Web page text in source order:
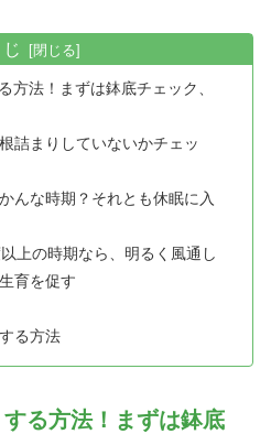
方法！まずは鉢底チェック、
詰まりしていないかチェッ
んな時期？それとも休眠に入
上の時期なら、明るく風通し
育を促す
る方法
る方法！まずは鉢底